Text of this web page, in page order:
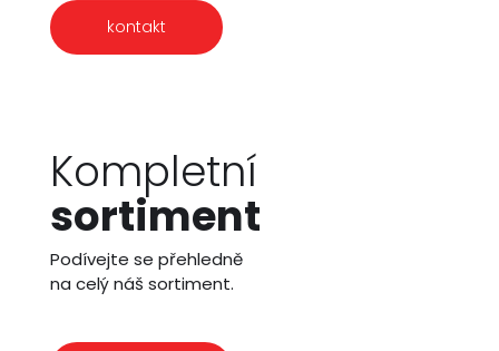
kontakt
Kompletní
sortiment
Podívejte se přehledně
na celý náš sortiment.